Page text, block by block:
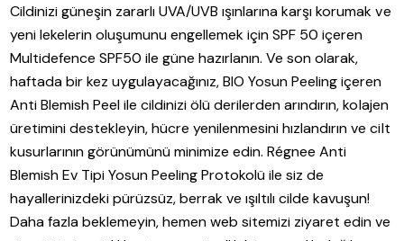
Cildinizi güneşin zararlı UVA/UVB ışınlarına karşı korumak ve
yeni lekelerin oluşumunu engellemek için SPF 50 içeren
Multidefence SPF50 ile güne hazırlanın. Ve son olarak,
haftada bir kez uygulayacağınız, BIO Yosun Peeling içeren
Anti Blemish Peel ile cildinizi ölü derilerden arındırın, kolajen
üretimini destekleyin, hücre yenilenmesini hızlandırın ve cilt
kusurlarının görünümünü minimize edin. Régnee Anti
Blemish Ev Tipi Yosun Peeling Protokolü ile siz de
hayallerinizdeki pürüzsüz, berrak ve ışıltılı cilde kavuşun!
Daha fazla beklemeyin, hemen web sitemizi ziyaret edin ve